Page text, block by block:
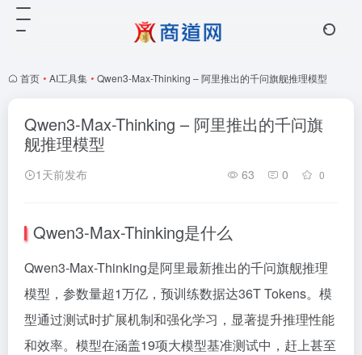
首页 • AI工具集 • Qwen3-Max-Thinking – 阿里推出的千问旗舰推理模型
Qwen3-Max-Thinking – 阿里推出的千问旗
舰推理模型
1天前发布 63 0 0
Qwen3-Max-Thinking是什么
Qwen3-Max-Thinking是阿里最新推出的千问旗舰推理
模型，参数量超1万亿，预训练数据达36T Tokens。模
型通过测试时扩展机制和强化学习，显著提升推理性能
和效率。模型在涵盖19项大模型基准测试中，赶上甚至